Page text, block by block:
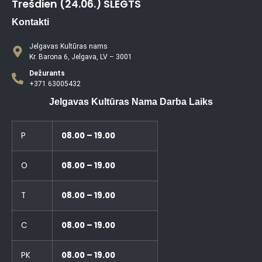
Trešdien (24.06.) SLĒGTS
Kontakti
Jelgavas Kultūras nams
Kr. Barona 6, Jelgava, LV – 3001
Dežurants
+371 63005432
Jelgavas Kultūras Nama Darba Laiks
P 08.00 – 19.00
O 08.00 – 19.00
T 08.00 – 19.00
C 08.00 – 19.00
PK 08.00 – 19.00